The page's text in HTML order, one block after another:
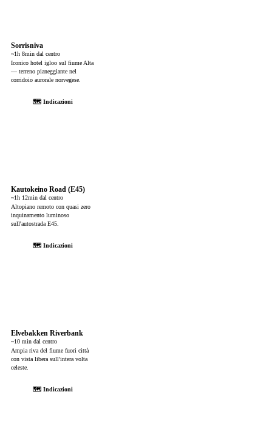
Sorrisniva
~1h 8min dal centro
Iconico hotel igloo sul fiume Alta
— terreno pianeggiante nel
corridoio aurorale norvegese.
🗺 Indicazioni
Kautokeino Road (E45)
~1h 12min dal centro
Altopiano remoto con quasi zero
inquinamento luminoso
sull'autostrada E45.
🗺 Indicazioni
Elvebakken Riverbank
~10 min dal centro
Ampia riva del fiume fuori città
con vista libera sull'intera volta
celeste.
🗺 Indicazioni